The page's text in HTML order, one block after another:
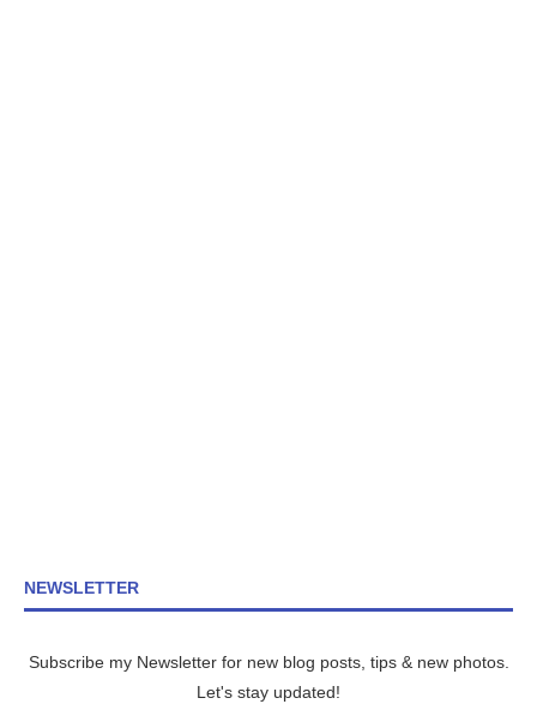
NEWSLETTER
Subscribe my Newsletter for new blog posts, tips & new photos.
Let's stay updated!